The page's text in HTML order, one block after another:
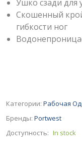
Ушко сзади для
Скошенный
гибкости ног
Категории: Рабочая
Бренды: Portwest
Доступность: In stock